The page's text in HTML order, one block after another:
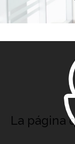
La página